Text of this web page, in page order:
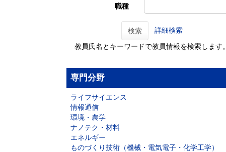
職種
検索 詳細検索
教員氏名とキーワードで教員情報を検索します。
専門分野
ライフサイエンス
情報通信
環境・農学
ナノテク・材料
エネルギー
ものづくり技術（機械・電気電子・化学工学）